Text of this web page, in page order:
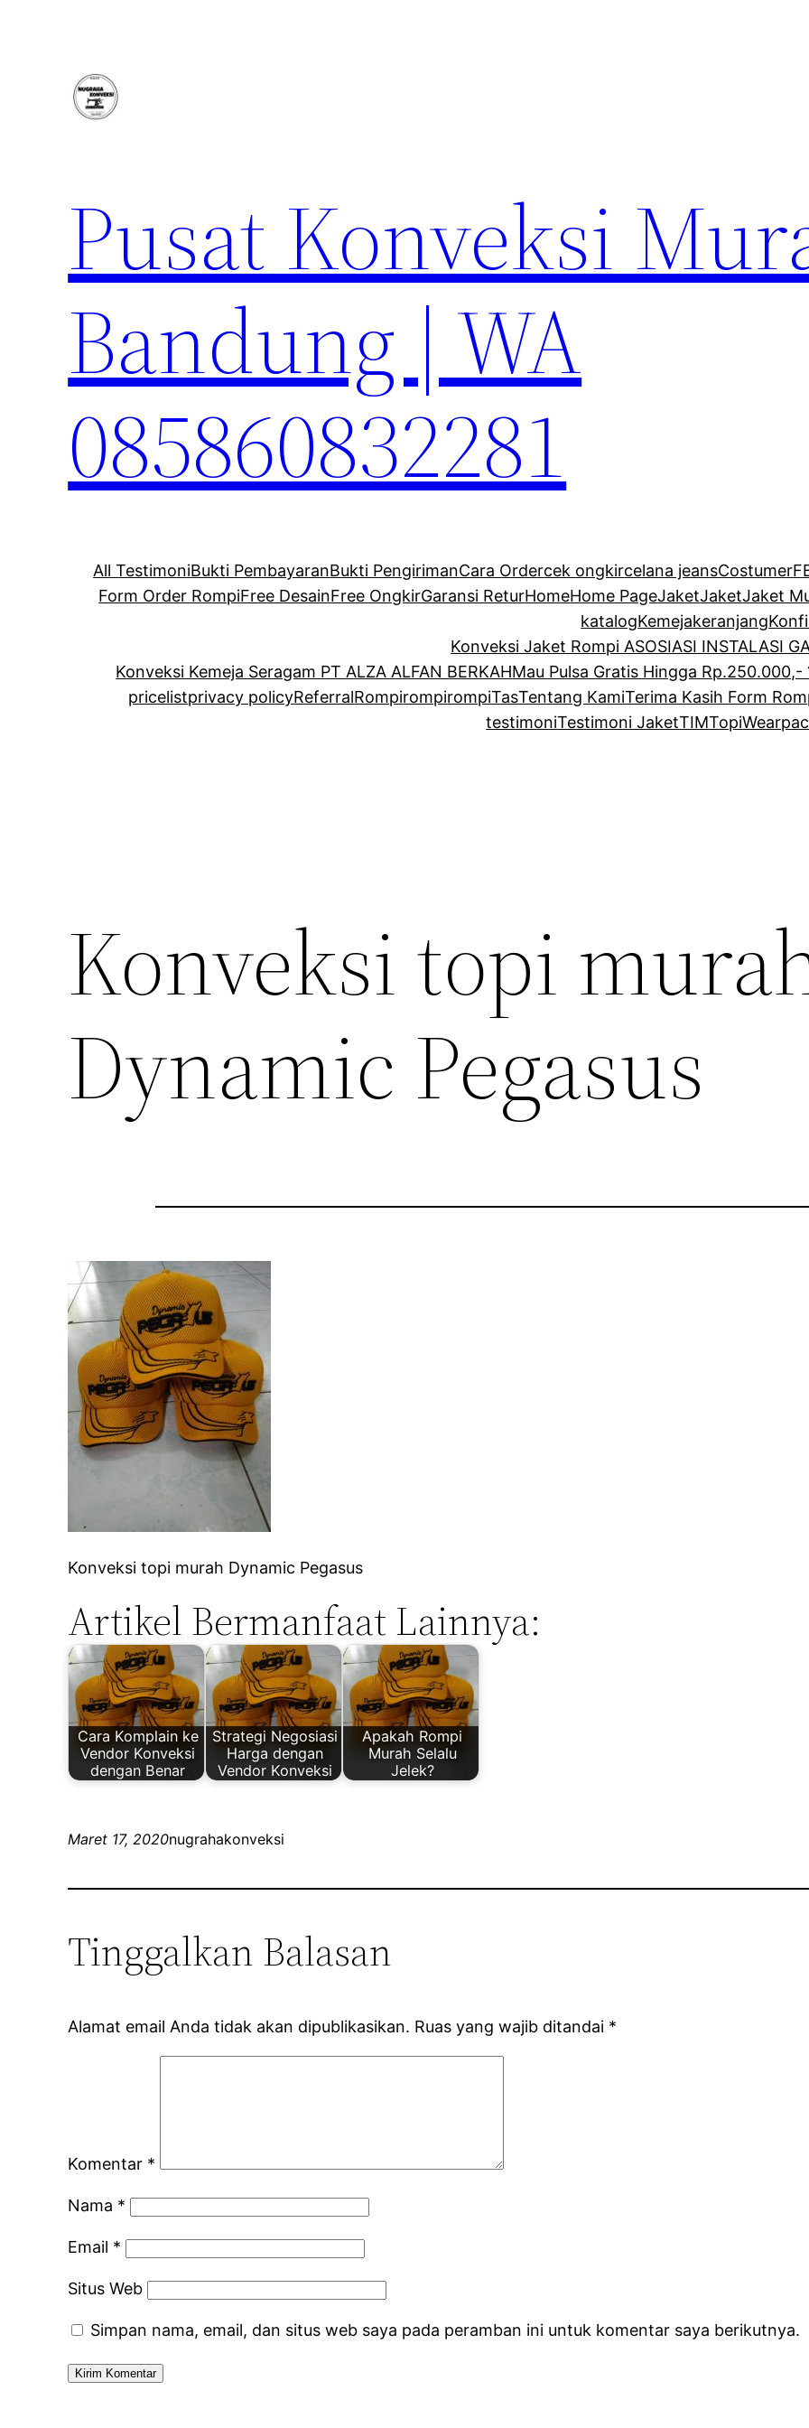
Pusat Konveksi
Bandung | WA
085860832281
All TestimoniBukti PembayaranBukti PengirimanCara Ordercek ongkircelana jeansCostumer
Form Order RompiFree DesainFree OngkirGaransi ReturHomeHome PageJaketJaketJaket
katalogKemejakeranjang
Konveksi Jaket Rompi ASOSIASI INSTALASI
Konveksi Kemeja Seragam PT ALZA ALFAN BERKAHMau Pulsa Gratis Hingga Rp.250.000,-
pricelistprivacy policyReferralRompirompirompiTasTentang KamiTerima Kasih Form
testimoniTestimoni JaketTIMTopi
Konveksi topi
Dynamic Pegasus
Konveksi topi murah Dynamic Pegasus
Artikel Bermanfaat Lainnya:
Cara Komplain ke
Vendor Konveksi
dengan Benar
Strategi Negosiasi
Harga dengan
Vendor Konveksi
Apakah Rompi
Murah Selalu
Jelek?
Maret 17, 2020nugrahakonveksi
Tinggalkan Balasan
Alamat email Anda tidak akan dipublikasikan. Ruas yang wajib ditandai *
Komentar *
Nama *
Email *
Situs Web
Simpan nama, email, dan situs web saya pada peramban ini untuk komentar saya berikutnya.